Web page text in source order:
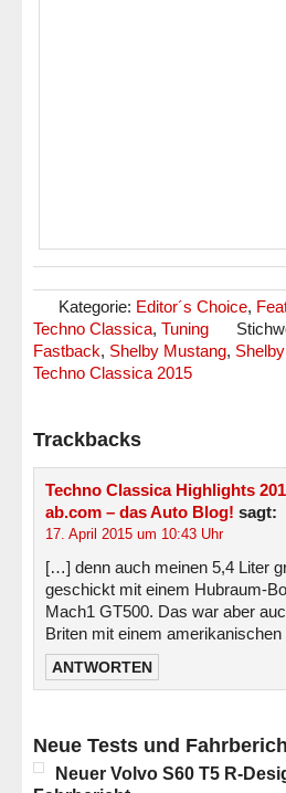
Kategorie: Editor´s Choice,
Techno Classica, Tuning
Fastback, Shelby Mustang,
Techno Classica 2015
Trackbacks
Techno Classica Highlights
ab.com – das Auto Blog! sagt:
17. April 2015 um 10:43 Uhr
[…] denn auch meinen 5,4 Liter
geschickt mit einem Hubraum-
Mach1 GT500. Das war aber
Briten mit einem
ANTWORTEN
Neue Tests und
Neuer Volvo S60 T5 R-